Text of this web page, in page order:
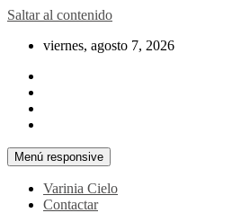
Saltar al contenido
viernes, agosto 7, 2026
Menú responsive
Varinia Cielo
Contactar